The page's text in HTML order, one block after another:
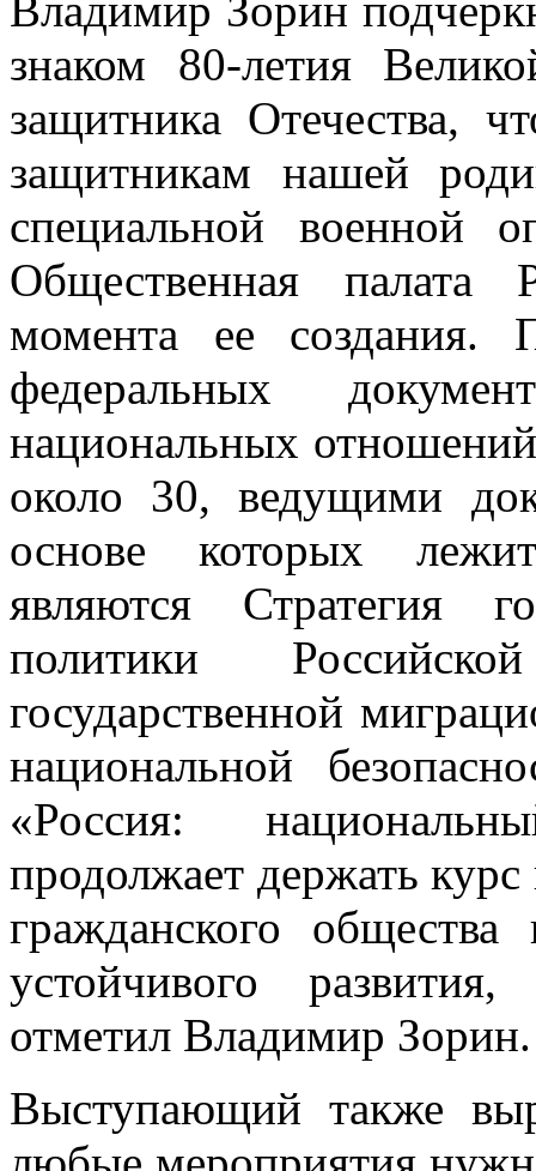
знаком 80-летия
защитника Отечества,
защитникам нашей
специальной военной
Общественная палата
момента ее
федеральных
национальных
около 30, ведущими
основе которых лежит
являются Стратегия
политики
государственной
национальной
«Россия:
продолжает держать
гражданского общества
устойчивого
отметил Владимир Зорин.
Выступающий также